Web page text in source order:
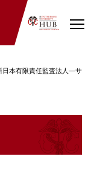
日本有限責任監査法人―サ